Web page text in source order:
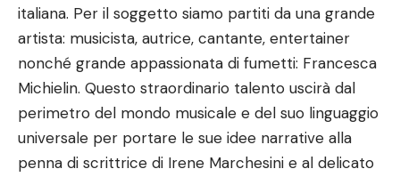
italiana. Per il soggetto siamo partiti da una grande
artista: musicista, autrice, cantante, entertainer
nonché grande appassionata di fumetti: Francesca
Michielin. Questo straordinario talento uscirà dal
perimetro del mondo musicale e del suo linguaggio
universale per portare le sue idee narrative alla
penna di scrittrice di Irene Marchesini e al delicato